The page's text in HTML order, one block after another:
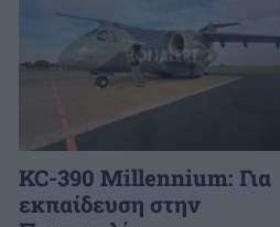
KC-390 Millennium: Για
εκπαίδευση στην